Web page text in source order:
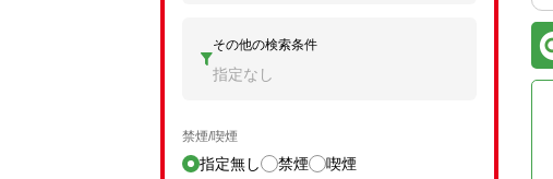
その他の検索条件
指定なし
禁煙/喫煙
指定無し 禁煙 喫煙